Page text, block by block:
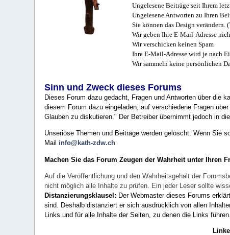
Ungelesene Beiträge seit Ihrem
Ungelesene Antworten zu Ihren
Sie können das Design verändern.
Wir geben Ihre E-Mail-Adresse
Wir verschicken keinen Spam
Ihre E-Mail-Adresse wird je nach
Wir sammeln keine persönlichen
Sinn und Zweck dieses Forums
Dieses Forum dazu gedacht, Fragen und Antworten über die
diesem Forum dazu eingeladen, auf verschiedene Fragen
Glauben zu diskutieren." Der Betreiber übernimmt jedoch in
Unseriöse Themen und Beiträge werden gelöscht. Wenn Sie
Mail info@kath-zdw.ch
Machen Sie das Forum Zeugen der Wahrheit unter Ihren
Auf die Veröffentlichung und den Wahrheitsgehalt der
nicht möglich alle Inhalte zu prüfen. Ein jeder Leser sollte
Distanzierungsklausel: Der Webmaster dieses Forums
sind. Deshalb distanziert er sich ausdrücklich von allen
Links und für alle Inhalte der Seiten, zu denen die Links führen.